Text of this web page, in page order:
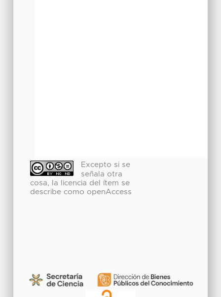
Excepto si se
señala otra
cosa, la licencia del ítem se
describe como openAccess